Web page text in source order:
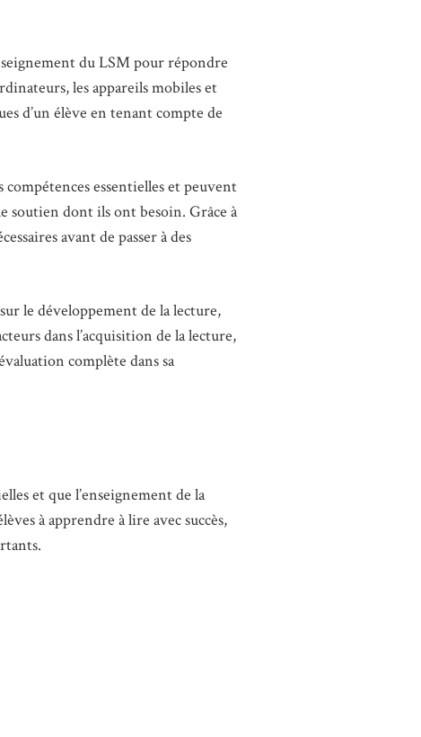
du LSM pour répondre
les appareils mobiles et
d’un élève en tenant compte de
essentielles et peuvent
soutien dont ils ont besoin. Grâce à
avant de passer à des
le développement de la lecture,
dans l’acquisition de la lecture,
complète dans sa
et que l’enseignement de la
à apprendre à lire avec succès,